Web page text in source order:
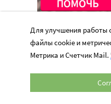
Перепечатка материалов сайта
Для улучшения работы
файлы cookie и
Метрика и Счетчик Mail.